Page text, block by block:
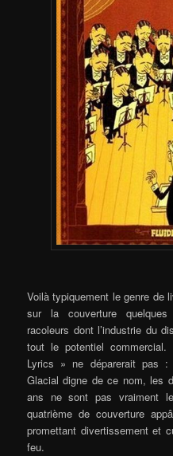
Voilà typiquement le genre de
sur la couverture
racoleurs dont l’industrie du
tout le potentiel
Lyrics » ne déparerait pas :
Glacial digne de ce nom, les
ans ne sont pas vraiment
quatrième de couverture
promettant divertissement et
feu.